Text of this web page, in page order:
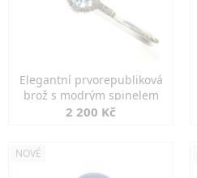
Elegantní prvorepubliková
brož s modrým spinelem
2 200 Kč
NOVÉ